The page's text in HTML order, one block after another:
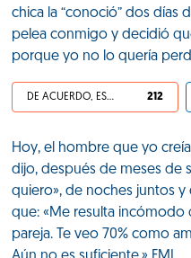
chica la “conoció” dos días
pelea conmigo y decidió
porque yo no lo quería
DE ACUERDO, ES UNA VIDA HP 212
Hoy, el hombre que yo
dijo, después de meses de
quiero», de noches juntos y
que: «Me resulta incómodo
pareja. Te veo 70% como